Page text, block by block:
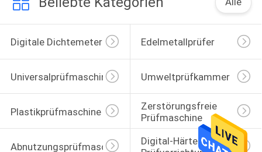
Digitale Dichtemeter Edelmetallprüfer
Universalprüfmaschine Umweltprüfkammer
Plastikprüfmaschine
Zerstörungsfreie
Prüfmaschine
Abnutzungsprüfmaschine
Digital-Härte-